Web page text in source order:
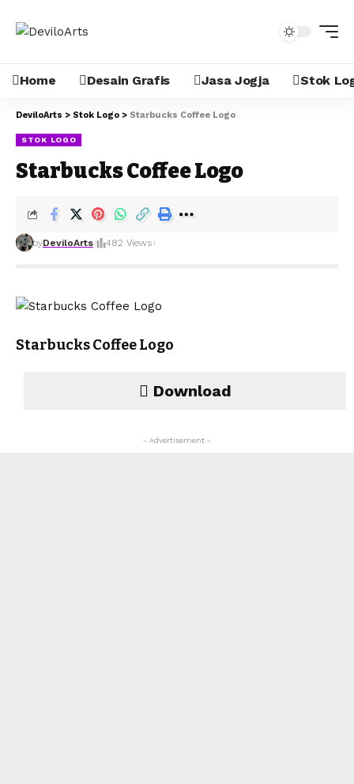
Home Desain Grafis Jasa Jogja Stok
DeviloArts > Stok Logo > Starbucks Coffee Logo
STOK LOGO
Starbucks Coffee Logo
byDeviloArts 482 Views
Starbucks Coffee Logo
Download
- Advertisement -